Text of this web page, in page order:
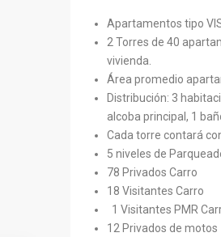
Apartamentos tipo
2 Torres de 40
vivienda.
Área promedio
Distribución: 3
alcoba principal, 1
Cada torre contará
5 niveles de
78 Privados Carro
18 Visitantes Carro
1 Visitantes PMR
12 Privados de motos